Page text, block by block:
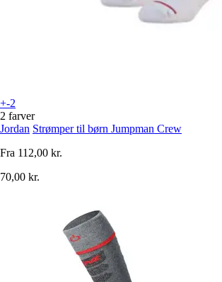
+-2
2 farver
Jordan Strømper til børn Jumpman Crew
Fra 112,00 kr.
70,00 kr.